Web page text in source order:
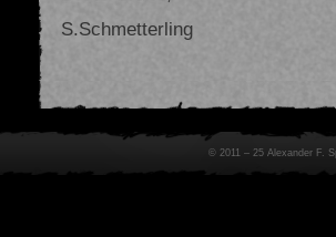
S.Schmetterling
© 2011 – 25 Alexander F.